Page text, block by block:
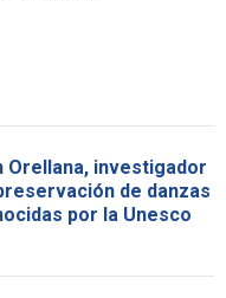
Orellana, investigador
de danzas
por la Unesco